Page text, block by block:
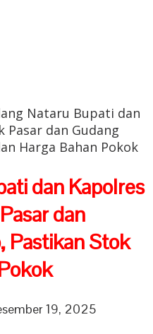
Nataru Bupati dan
Pasar dan Gudang
Harga Bahan Pokok
dan Kapolres
dan
Pastikan Stok
19, 2025